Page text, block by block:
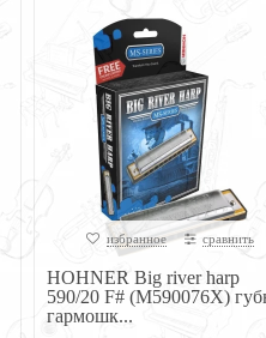
избранное сравнить
HOHNER Big river harp
590/20 F# (M590076X)
гармошк...